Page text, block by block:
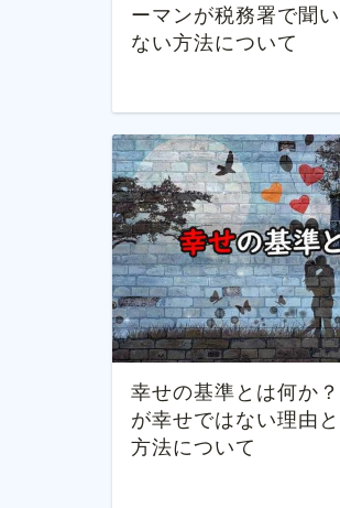
ーマンが税務署で聞
ない方法について
幸せの基準とは何か
が幸せではない理由
方法について